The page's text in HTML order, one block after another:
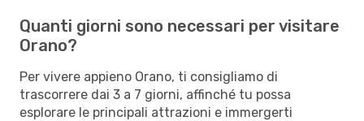
Quanti giorni sono necessari per visitare
Orano?
Per vivere appieno Orano, ti consigliamo di
trascorrere dai 3 a 7 giorni, affinché tu possa
esplorare le principali attrazioni e immergerti